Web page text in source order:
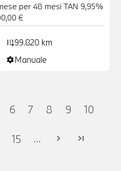
per 48 mesi TAN 9,95%
€
add_road99.820 km
settingsManuale
6 7 8 9 10
15 ... chevron_right last_page